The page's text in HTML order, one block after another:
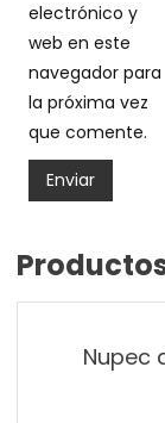
electrónico y
web en este
navegador para
la próxima vez
que comente.
Nupec